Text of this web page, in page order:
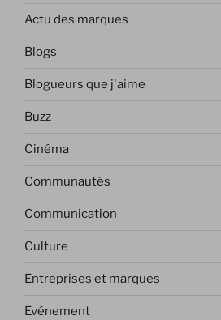
Actu des marques
Blogs
Blogueurs que j'aime
Buzz
Cinéma
Communautés
Communication
Culture
Entreprises et marques
Evénement